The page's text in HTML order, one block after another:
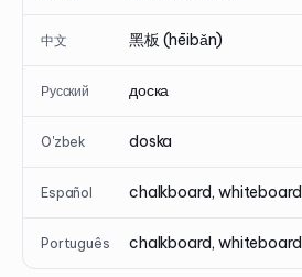
中文 黑板 (hēibǎn)
Русский доска
O'zbek doska
Español chalkboard, whiteboard
Português chalkboard, whiteboard